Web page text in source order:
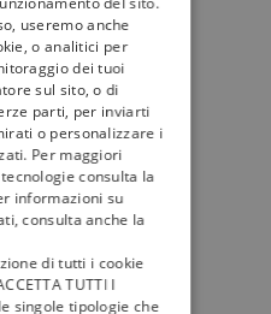
I programmi
I canali
La Guida +
faq
Sitemap
useremo anche
o analitici per
dei tuoi
sul sito, o di
parti, per inviarti
o personalizzare i
Per maggiori
consulta la
informazioni su
consulta anche la
di tutti i cookie
TUTTI I
singole tipologie che